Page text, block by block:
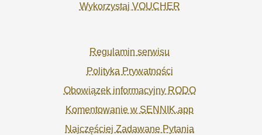
Wykorzystaj VOUCHER
Regulamin serwisu
Polityka Prywatności
Obowiązek informacyjny RODO
Komentowanie w SENNIK.app
Najczęściej Zadawane Pytania